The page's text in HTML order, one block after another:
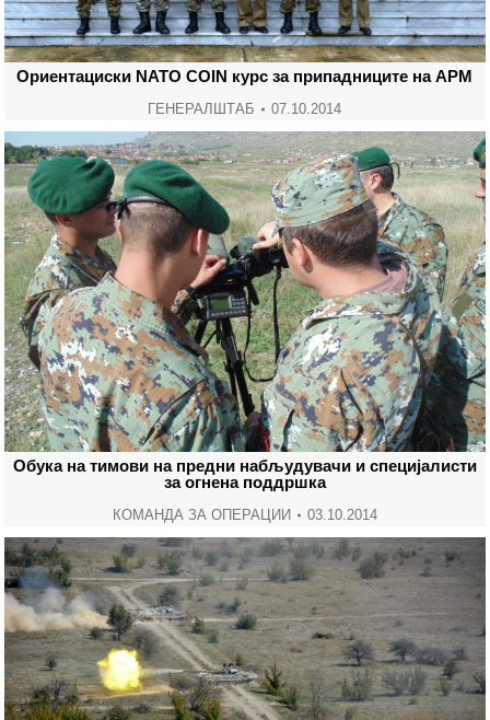
Ориентациски NATO COIN курс за припадниците на АРМ
ГЕНЕРАЛШТАБ 07.10.2014
Обука на тимови на предни набљудувачи и специјалисти
за огнена поддршка
КОМАНДА ЗА ОПЕРАЦИИ 03.10.2014